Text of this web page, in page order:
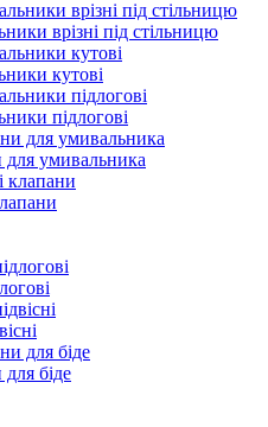
врізні під стільницю
кутові
підлогові
умивальника
біде